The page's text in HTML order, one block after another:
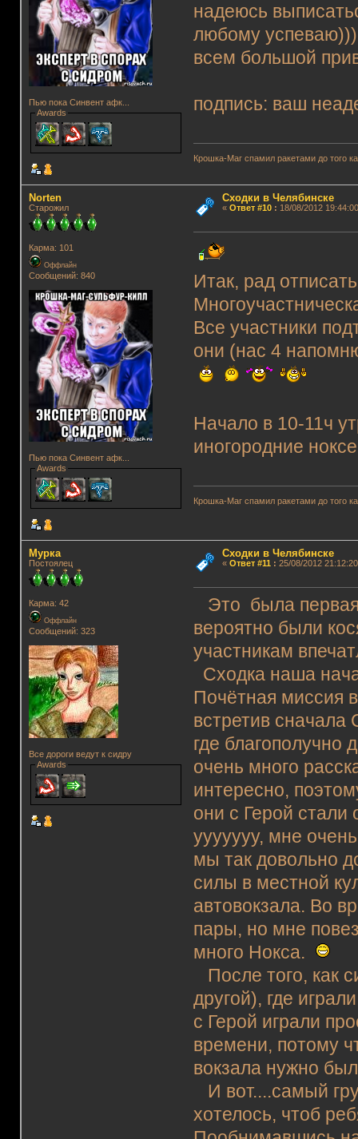
Пью пока Синвент афк...
Awards
надеюсь
любому успеваю)))
всем большой
подпись: ваш
Крошка-Маг спамил ракетами до того
Norten
Старожил
Карма: 101
Оффлайн
Сообщений: 840
Пью пока Синвент афк...
Awards
Сходки в Челябинске
« Ответ #10: 18/08/2012
Итак, рад
Все участники
они (нас 4
Начало в 10-11ч
иногородние
Крошка-Маг спамил ракетами до того
Мурка
Постоялец
Карма: 42
Оффлайн
Сообщений: 323
Все дороги ведут к сидру
Awards
Сходки в Челябинске
« Ответ #11 : 25/08/2012
Это была первая
вероятно были
участникам
Сходка наша
Почётная миссия
встретив
где
очень много
интересно,
они с Герой стали
ууууууу, мне
мы так довольно
силы в местной
автовокзала. Во
пары, но мне
много Нокса.
После того, как
другой), где
с Герой играли
времени, потому
вокзала нужно
И вот....самый
хотелось, чтоб